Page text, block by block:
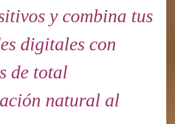
y combina tus
digitales con
de total
natural al